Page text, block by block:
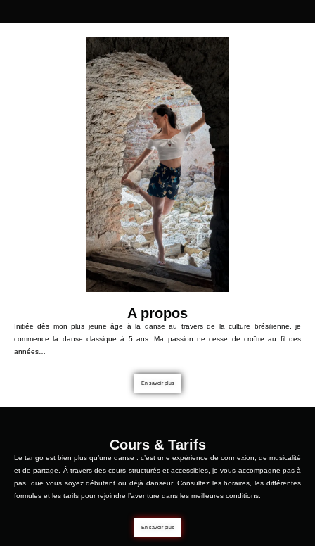
A propos
Initiée dès mon plus jeune âge à la danse au travers de la culture brésilienne, je
commence la danse classique à 5 ans. Ma passion ne cesse de croître au fil des
années…
En savoir plus
Le tango est bien plus qu’une danse : c’est une expérience de connexion, de musicalité
et de partage. À travers des cours structurés et accessibles, je vous accompagne pas à
pas, que vous soyez débutant ou déjà danseur. Consultez les horaires, les différentes
formules et les tarifs pour rejoindre l’aventure dans les meilleures conditions.
Cours & Tarifs
En savoir plus